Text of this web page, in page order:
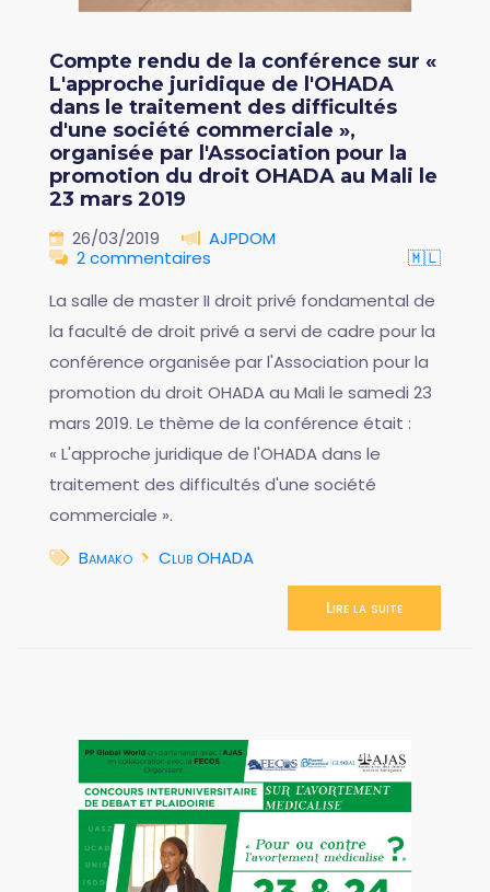
Compte rendu de la conférence sur «
L'approche juridique de l'OHADA
dans le traitement des difficultés
d'une société commerciale »,
organisée par l'Association pour la
promotion du droit OHADA au Mali le
23 mars 2019
26/03/2019
AJPDOM
2 commentaires
🇲🇱
La salle de master II droit privé fondamental de
la faculté de droit privé a servi de cadre pour la
conférence organisée par l'Association pour la
promotion du droit OHADA au Mali le samedi 23
mars 2019. Le thème de la conférence était :
« L'approche juridique de l'OHADA dans le
traitement des difficultés d'une société
commerciale ».
Bamako
Club OHADA
Lire la suite